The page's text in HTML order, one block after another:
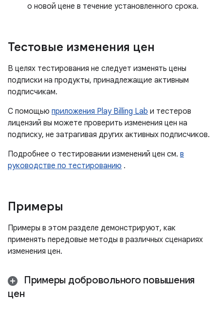
о новой цене в течение установленного срока.
Тестовые изменения цен
В целях тестирования не следует изменять цены
подписки на продукты, принадлежащие активным
подписчикам.
С помощью приложения Play Billing Lab и тестеров
лицензий вы можете проверить изменения цен на
подписку, не затрагивая других активных подписчиков.
Подробнее о тестировании изменений цен см. в
руководстве по тестированию .
Примеры
Примеры в этом разделе демонстрируют, как
применять передовые методы в различных сценариях
изменения цен.
Примеры добровольного повышения
цен